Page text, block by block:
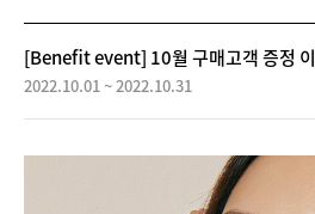
[Benefit event] 10월 구매고객 증정
2022.10.01 ~ 2022.10.31